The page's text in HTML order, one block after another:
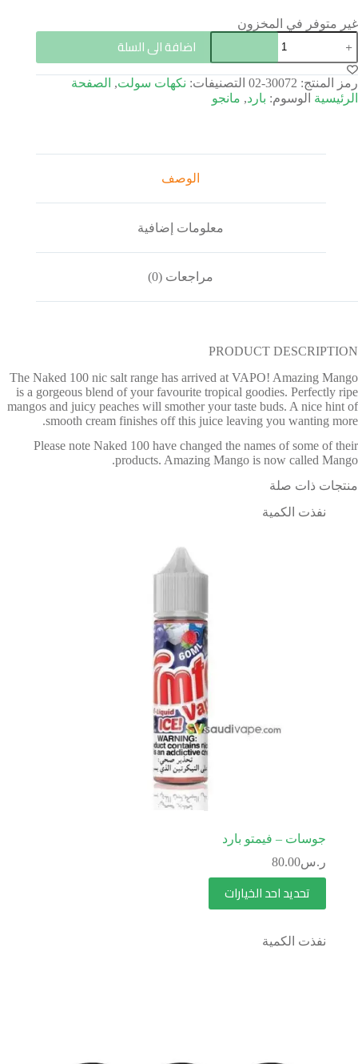
غير متوفر في المخزون
اضافة الى السلة
رمز المنتج: 30072-02 التصنيفات: نكهات سولت, الصفحة
الرئيسية الوسوم: بارد, مانجو
الوصف
معلومات إضافية
مراجعات (0)
PRODUCT DESCRIPTION
The Naked 100 nic salt range has arrived at VAPO! Amazing Mango
is a gorgeous blend of your favourite tropical goodies. Perfectly ripe
mangos and juicy peaches will smother your taste buds. A nice hint of
smooth cream finishes off this juice leaving you wanting more.
Please note Naked 100 have changed the names of some of their
products. Amazing Mango is now called Mango.
منتجات ذات صلة
نفذت الكمية
جوسات – فيمتو بارد
ر.س80.00
تحديد احد الخيارات
نفذت الكمية